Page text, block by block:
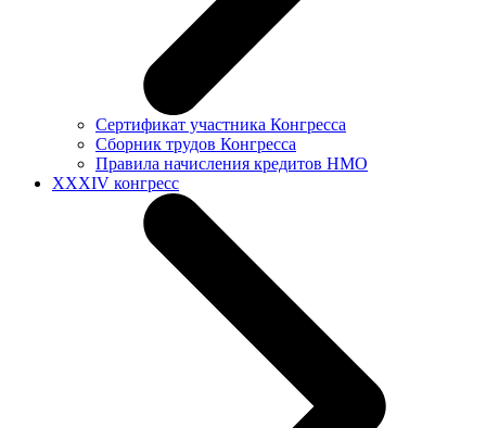
Сертификат участника Конгресса
Сборник трудов Конгресса
Правила начисления кредитов НМО
XXXIV конгресс